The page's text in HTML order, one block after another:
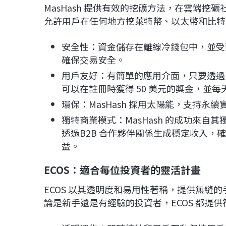
MasHash 提供有效的挖礦方法，在雲端挖
允許用戶在任何地方挖萊特幣、以太幣和比
安全性：資金儲存在離線冷錢包中，並
確保交易安全。
用戶友好：有簡單的應用介面，只要透
可以在註冊時獲得 50 美元的獎金，並每
環保：MasHash 採用太陽能，支持永續
獨特商業模式：MasHash 的成功來自
透過B2B 合作夥伴關係生成穩定收入，
益。
ECOS ：適合每位投資者的靈活計畫
ECOS 以其透明度和易用性著稱，提供無縫
論是新手還是有經驗的投資者，ECOS 都提